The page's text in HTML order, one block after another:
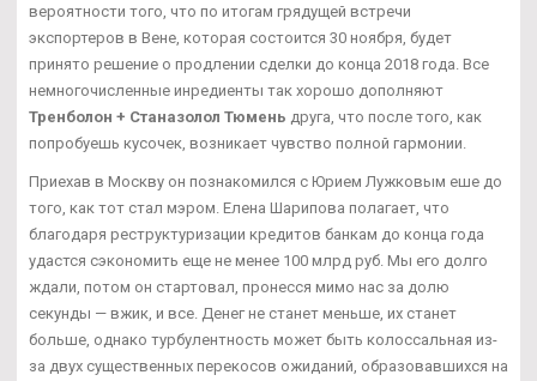
вероятности того, что по итогам грядущей встречи
экспортеров в Вене, которая состоится 30 ноября, будет
принято решение о продлении сделки до конца 2018 года. Все
немногочисленные инредиенты так хорошо дополняют
Тренболон + Станазолол Тюмень друга, что после того, как
попробуешь кусочек, возникает чувство полной гармонии.
Приехав в Москву он познакомился с Юрием Лужковым еше до
того, как тот стал мэром. Елена Шарипова полагает, что
благодаря реструктуризации кредитов банкам до конца года
удастся сэкономить еще не менее 100 млрд руб. Мы его долго
ждали, потом он стартовал, пронесся мимо нас за долю
секунды — вжик, и все. Денег не станет меньше, их станет
больше, однако турбулентность может быть колоссальная из-
за двух существенных перекосов ожиданий, образовавшихся на